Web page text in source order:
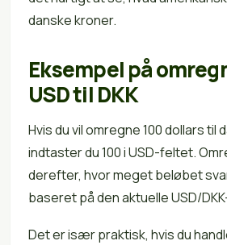
danske kroner.
Eksempel på
USD til DKK
Hvis du vil omregne 100 dollars til
indtaster du 100 i USD-feltet.
derefter, hvor meget beløbet
baseret på den aktuelle USD/
Det er især praktisk, hvis du